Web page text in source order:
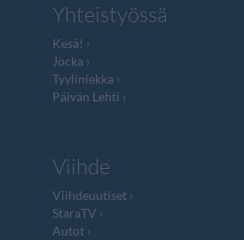
Yhteistyössä
Kesä!
Jocka
Tyyliniekka
Päivän Lehti
Viihde
Viihdeuutiset
StaraTV
Autot